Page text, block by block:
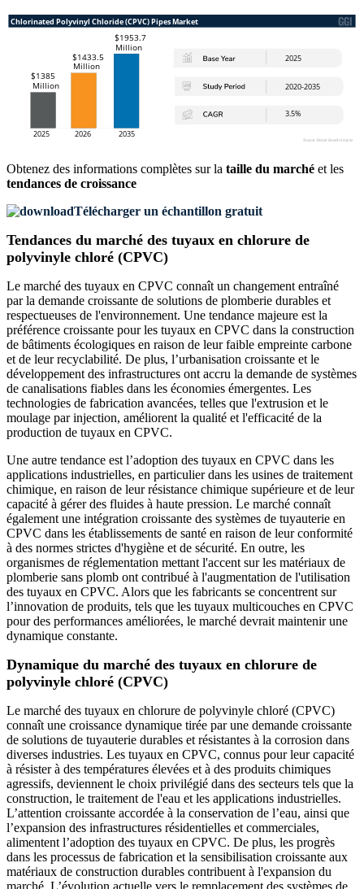
Obtenez des informations complètes sur la taille du marché et les
tendances de croissance
Télécharger un échantillon gratuit
Tendances du marché des tuyaux en chlorure de
polyvinyle chloré (CPVC)
Le marché des tuyaux en CPVC connaît un changement entraîné
par la demande croissante de solutions de plomberie durables et
respectueuses de l'environnement. Une tendance majeure est la
préférence croissante pour les tuyaux en CPVC dans la construction
de bâtiments écologiques en raison de leur faible empreinte carbone
et de leur recyclabilité. De plus, l’urbanisation croissante et le
développement des infrastructures ont accru la demande de systèmes
de canalisations fiables dans les économies émergentes. Les
technologies de fabrication avancées, telles que l'extrusion et le
moulage par injection, améliorent la qualité et l'efficacité de la
production de tuyaux en CPVC.
Une autre tendance est l’adoption des tuyaux en CPVC dans les
applications industrielles, en particulier dans les usines de traitement
chimique, en raison de leur résistance chimique supérieure et de leur
capacité à gérer des fluides à haute pression. Le marché connaît
également une intégration croissante des systèmes de tuyauterie en
CPVC dans les établissements de santé en raison de leur conformité
à des normes strictes d'hygiène et de sécurité. En outre, les
organismes de réglementation mettant l'accent sur les matériaux de
plomberie sans plomb ont contribué à l'augmentation de l'utilisation
des tuyaux en CPVC. Alors que les fabricants se concentrent sur
l’innovation de produits, tels que les tuyaux multicouches en CPVC
pour des performances améliorées, le marché devrait maintenir une
dynamique constante.
Dynamique du marché des tuyaux en chlorure de
polyvinyle chloré (CPVC)
Le marché des tuyaux en chlorure de polyvinyle chloré (CPVC)
connaît une croissance dynamique tirée par une demande croissante
de solutions de tuyauterie durables et résistantes à la corrosion dans
diverses industries. Les tuyaux en CPVC, connus pour leur capacité
à résister à des températures élevées et à des produits chimiques
agressifs, deviennent le choix privilégié dans des secteurs tels que la
construction, le traitement de l'eau et les applications industrielles.
L’attention croissante accordée à la conservation de l’eau, ainsi que
l’expansion des infrastructures résidentielles et commerciales,
alimentent l’adoption des tuyaux en CPVC. De plus, les progrès
dans les processus de fabrication et la sensibilisation croissante aux
matériaux de construction durables contribuent à l'expansion du